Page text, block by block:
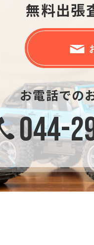
無料出張
お電話での
044-